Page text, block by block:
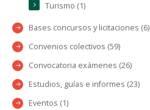
Turismo (1)
Bases concursos y licitaciones (6)
Convenios colectivos (59)
Convocatoria exámenes (26)
Estudios, guías e informes (23)
Eventos (1)